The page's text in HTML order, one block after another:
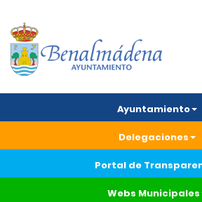
Ayuntamiento
Delegaciones
Portal de
Webs Municipales